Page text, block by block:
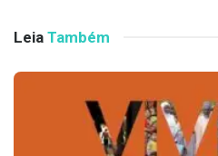
Leia Também